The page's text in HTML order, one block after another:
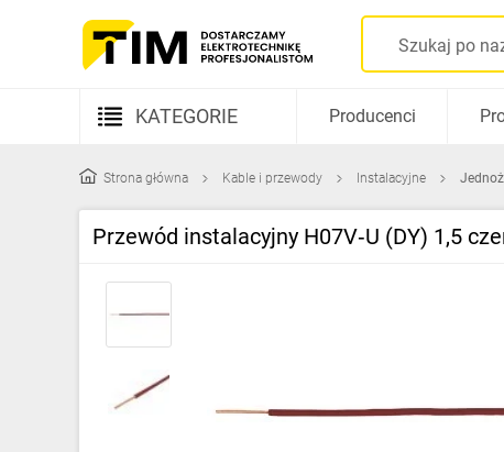
KATEGORIE
Kable i przewody
Gniazda i łączniki
Producenci
Strona główna Kable i przewody Instalacyjne
Przewód instalacyjny H07V‑U (DY) 1,5